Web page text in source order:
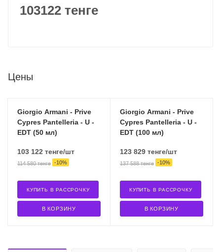
103122 тенге
Цены
Giorgio Armani - Prive
Cypres Pantelleria - U -
EDT (50 мл)
103 122 тенге/шт
114 580тенге -10%
В КОРЗИНУ
КУПИТЬ В РАССРОЧКУ
Giorgio Armani - Prive
Cypres Pantelleria - U -
EDT (100 мл)
123 829 тенге/шт
137 588тенге -10%
В КОРЗИНУ
КУПИТЬ В РАССРОЧКУ